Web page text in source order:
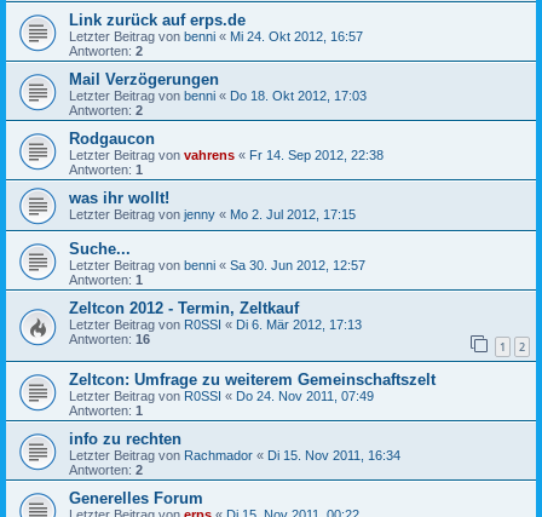
Link zurück auf erps.de
Letzter Beitrag von benni « Mi 24. Okt 2012, 16:57
Antworten: 2
Mail Verzögerungen
Letzter Beitrag von benni « Do 18. Okt 2012, 17:03
Antworten: 2
Rodgaucon
Letzter Beitrag von vahrens « Fr 14. Sep 2012, 22:38
Antworten: 1
was ihr wollt!
Letzter Beitrag von jenny « Mo 2. Jul 2012, 17:15
Suche...
Letzter Beitrag von benni « Sa 30. Jun 2012, 12:57
Antworten: 1
Zeltcon 2012 - Termin, Zeltkauf
Letzter Beitrag von R0SSI « Di 6. Mär 2012, 17:13
Antworten: 16 1 2
Zeltcon: Umfrage zu weiterem Gemeinschaftszelt
Letzter Beitrag von R0SSI « Do 24. Nov 2011, 07:49
Antworten: 1
info zu rechten
Letzter Beitrag von Rachmador « Di 15. Nov 2011, 16:34
Antworten: 2
Generelles Forum